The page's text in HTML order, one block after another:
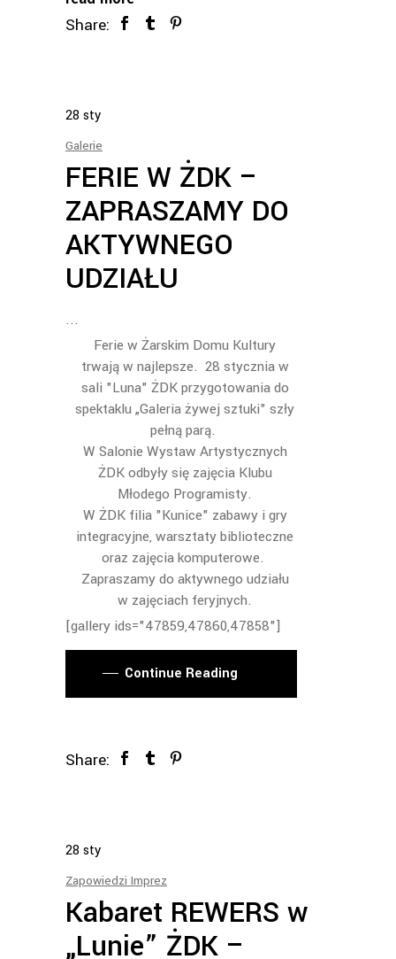
Share:
28 sty
Galerie
FERIE W ŻDK –
ZAPRASZAMY DO
AKTYWNEGO
UDZIAŁU
Ferie w Żarskim Domu Kultury
trwają w najlepsze. 28 stycznia w
sali "Luna" ŻDK przygotowania do
spektaklu „Galeria żywej sztuki" szły
pełną parą.
W Salonie Wystaw Artystycznych
ŻDK odbyły się zajęcia Klubu
Młodego Programisty.
W ŻDK filia "Kunice" zabawy i gry
integracyjne, warsztaty biblioteczne
oraz zajęcia komputerowe.
Zapraszamy do aktywnego udziału
w zajęciach feryjnych.
[gallery ids="47859,47860,47858"]
Continue Reading
Share:
28 sty
Zapowiedzi Imprez
Kabaret REWERS w
„Lunie” ŻDK –